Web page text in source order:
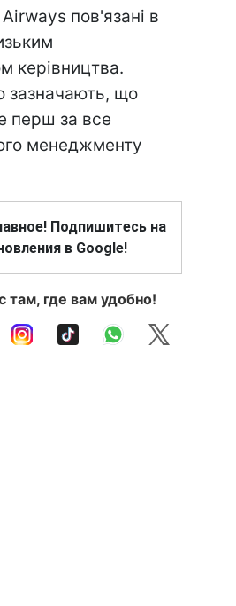
пов'язані в
керівництва.
зазначають, що
перш за все
менеджменту
Подпишитесь на
в Google!
там, где вам удобно!